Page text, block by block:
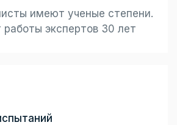
имеют ученые степени.
экспертов 30 лет